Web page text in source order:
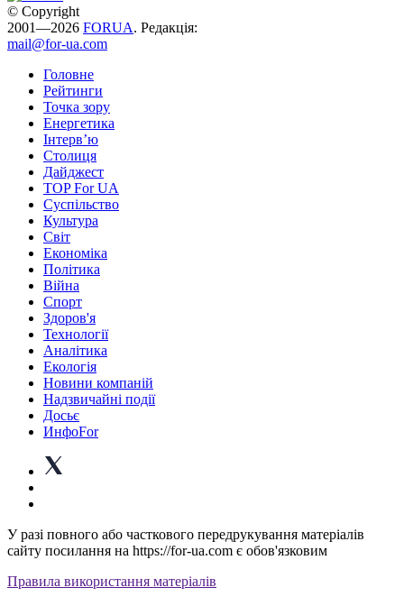
© Copyright
2001—2026 FORUA. Редакція:
mail@for-ua.com
Головне
Рейтинги
Точка зору
Енергетика
Інтерв’ю
Столиця
Дайджест
TOP For UA
Суспiльство
Культура
Світ
Економіка
Політика
Війна
Спорт
Здоров'я
Технології
Аналітика
Екологія
Новини компаній
Надзвичайні події
Досьє
ИнфоFor
У разі повного або часткового передрукування матеріалів
сайту посилання на https://for-ua.com є обов'язковим
Правила використання матеріалів